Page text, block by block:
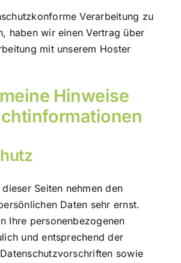
Verarbeitung zu
haben wir einen Vertrag über
mit unserem Hoster
Hinweise
Seiten nehmen den
Daten sehr ernst.
Ihre personenbezogenen
und entsprechend der
sowie